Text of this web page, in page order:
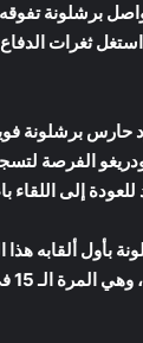
برشلونة
استغل ثغرات
برشلونة
الفرصة
إلى اللقاء
بأول ألقابه